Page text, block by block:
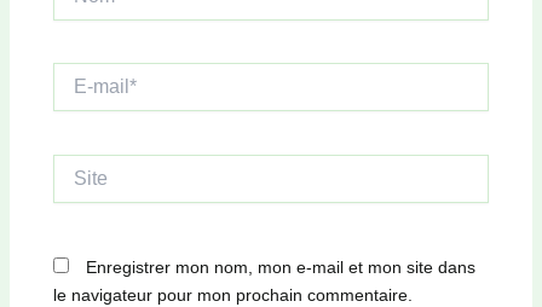
mail*
Enregistrer mon nom, mon e-mail et mon site dans
le navigateur pour mon prochain commentaire.